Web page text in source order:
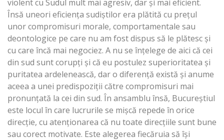
violent cu Sudul mult mai agresiv, dar şi mai eficient.
Însă uneori eficienţa sudiştilor era plătită cu preţul
unor compromisuri morale, comportamentale sau
deontologice pe care nu am fost dispus să le plătesc şi
cu care încă mai negociez. A nu se înţelege de aici că cei
din sud sunt corupţi şi că eu postulez superioritatea şi
puritatea ardelenească, dar o diferenţă există şi anume
aceea a unei predispoziţii către compromisuri mai
pronunţată la cei din sud. În ansamblu însă, Bucureştiul
este locul în care lucrurile se mişcă repede în orice
direcţie, cu atenţionarea că nu toate direcţiile sunt bune
sau corect motivate. Este alegerea fiecăruia să îşi